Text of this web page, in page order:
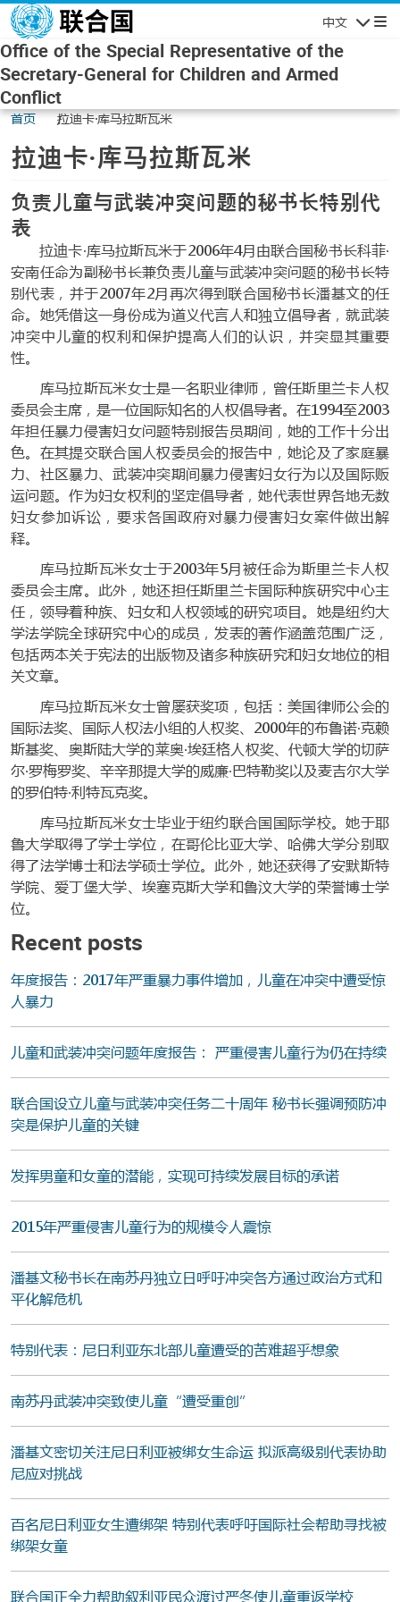
Skip to main content
中文
Office of the Special Representative of the
Secretary-General for Children and Armed
Conflict
首页 拉迪卡·库马拉斯瓦米
拉迪卡·库马拉斯瓦米
负责儿童与武装冲突问题的秘书长特别代
表
拉迪卡·库马拉斯瓦米于2006年4月由联合国秘书长科菲·
安南任命为副秘书长兼负责儿童与武装冲突问题的秘书长特
别代表，并于2007年2月再次得到联合国秘书长潘基文的任
命。她凭借这一身份成为道义代言人和独立倡导者，就武装
冲突中儿童的权利和保护提高人们的认识，并突显其重要
性。
库马拉斯瓦米女士是一名职业律师，曾任斯里兰卡人权
委员会主席，是一位国际知名的人权倡导者。在1994至2003
年担任暴力侵害妇女问题特别报告员期间，她的工作十分出
色。在其提交联合国人权委员会的报告中，她论及了家庭暴
力、社区暴力、武装冲突期间暴力侵害妇女行为以及国际贩
运问题。作为妇女权利的坚定倡导者，她代表世界各地无数
妇女参加诉讼，要求各国政府对暴力侵害妇女案件做出解
释。
库马拉斯瓦米女士于2003年5月被任命为斯里兰卡人权
委员会主席。此外，她还担任斯里兰卡国际种族研究中心主
任，领导着种族、妇女和人权领域的研究项目。她是纽约大
学法学院全球研究中心的成员，发表的著作涵盖范围广泛，
包括两本关于宪法的出版物及诸多种族研究和妇女地位的相
关文章。
库马拉斯瓦米女士曾屡获奖项，包括：美国律师公会的
国际法奖、国际人权法小组的人权奖、2000年的布鲁诺·克赖
斯基奖、奥斯陆大学的莱奥·埃廷格人权奖、代顿大学的切萨
尔·罗梅罗奖、辛辛那提大学的威廉·巴特勒奖以及麦吉尔大学
的罗伯特·利特瓦克奖。
库马拉斯瓦米女士毕业于纽约联合国国际学校。她于耶
鲁大学取得了学士学位，在哥伦比亚大学、哈佛大学分别取
得了法学博士和法学硕士学位。此外，她还获得了安默斯特
学院、爱丁堡大学、埃塞克斯大学和鲁汶大学的荣誉博士学
位。
Recent posts
年度报告：2017年严重暴力事件增加，儿童在冲突中遭受惊
人暴力
儿童和武装冲突问题年度报告： 严重侵害儿童行为仍在持续
联合国设立儿童与武装冲突任务二十周年 秘书长强调预防冲
突是保护儿童的关键
发挥男童和女童的潜能，实现可持续发展目标的承诺
2015年严重侵害儿童行为的规模令人震惊
潘基文秘书长在南苏丹独立日呼吁冲突各方通过政治方式和
平化解危机
特别代表：尼日利亚东北部儿童遭受的苦难超乎想象
南苏丹武装冲突致使儿童“遭受重创”
潘基文密切关注尼日利亚被绑女生命运 拟派高级别代表协助
尼应对挑战
百名尼日利亚女生遭绑架 特别代表呼吁国际社会帮助寻找被
绑架女童
联合国正全力帮助叙利亚民众渡过严冬使儿童重返学校